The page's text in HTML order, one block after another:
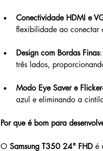
Conectividade HDMI e
flexibilidade ao conectar
Design com Bordas Finas
três lados,
Modo Eye Saver e
azul e eliminando a
Por que é bom para
O Samsung T350 24" FHD é